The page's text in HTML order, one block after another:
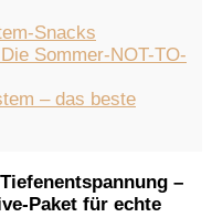
Snacks
Sommer-NOT-TO-
– das beste
–
Paket für echte